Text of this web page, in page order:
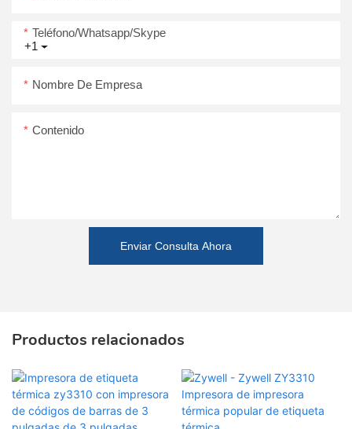
+1
Teléfono/whatsapp/skype
Nombre De Empresa
Contenido
Enviar Consulta Ahora
Productos relacionados